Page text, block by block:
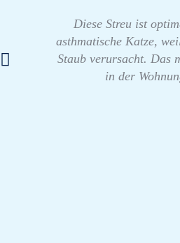
Diese Streu ist
asthmatische Katze,
Staub verursacht. Das
in der